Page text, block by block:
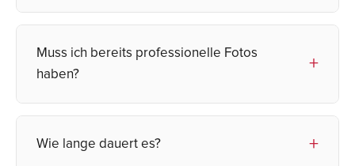
WordPress oder Squarespace. Wir schulen
Sie darin, wie Sie Kollektionen hinzufügen,
Texte bearbeiten und Bilder hochladen
wir Ihnen jederzeit zur Verfügung.
Muss ich bereits professionelle Fotos
haben?
Backstage-Bilder. Wenn Sie keine haben,
Wie lange dauert es?